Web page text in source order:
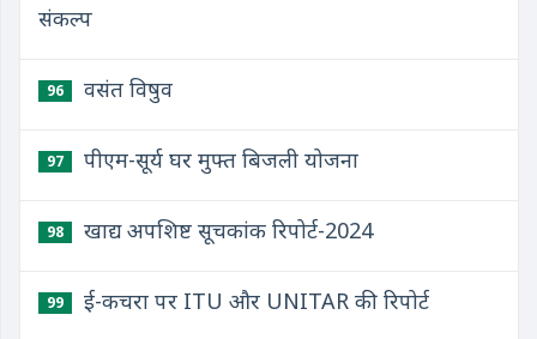
संकल्प
96 वसंत विषुव
97 पीएम-सूर्य घर मुफ्त बिजली योजना
98 खाद्य अपशिष्ट सूचकांक रिपोर्ट-2024
99 ई-कचरा पर ITU और UNITAR की रिपोर्ट